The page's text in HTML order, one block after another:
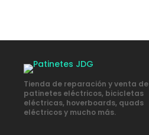
Tienda de reparación y venta de
patinetes eléctricos, bicicletas
eléctricas, hoverboards, quads
eléctricos y mucho más.